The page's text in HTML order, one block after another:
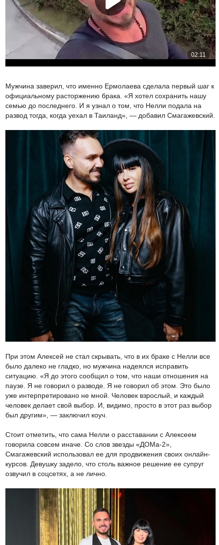
Мужчина заверил, что именно Ермолаева сделала первый шаг к
официальному расторжению брака. «Я хотел сохранить нашу
семью до последнего. И я узнал о том, что Нелли подала на
развод тогда, когда уехал в Таиланд», — добавил Смагажевский.
При этом Алексей не стал скрывать, что в их браке с Нелли все
было далеко не гладко, но мужчина надеялся исправить
ситуацию. «Я до этого сообщил о том, что наши отношения на
паузе. Я не говорил о разводе. Я не говорил об этом. Это было
уже интерпретировано не мной. Человек взрослый, и каждый
человек делает свой выбор. И, видимо, просто в этот раз выбор
был другим», — заключил коуч.
Стоит отметить, что сама Нелли о расставании с Алексеем
говорила совсем иначе. Со слов звезды «ДОМа-2»,
Смагажевский использовал ее для продвижения своих онлайн-
курсов. Девушку задело, что столь важное решение ее супруг
озвучил в соцсетях, а не лично.